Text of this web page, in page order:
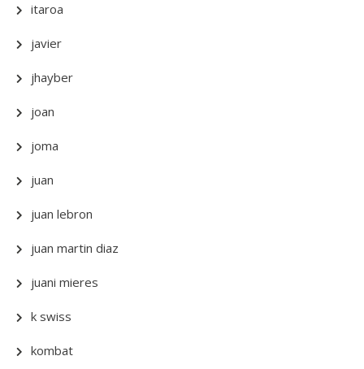
itaroa
javier
jhayber
joan
joma
juan
juan lebron
juan martin diaz
juani mieres
k swiss
kombat